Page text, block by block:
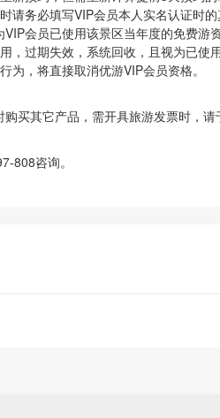
请务必填写VIP会员本人实名认证时
会员已使用该景区当年度的免费游资
，过期失效，系统回收，且视为已使
，将直接取消优游VIP会员资格。
买其它产品，需开具旅游发票时，
808咨询。